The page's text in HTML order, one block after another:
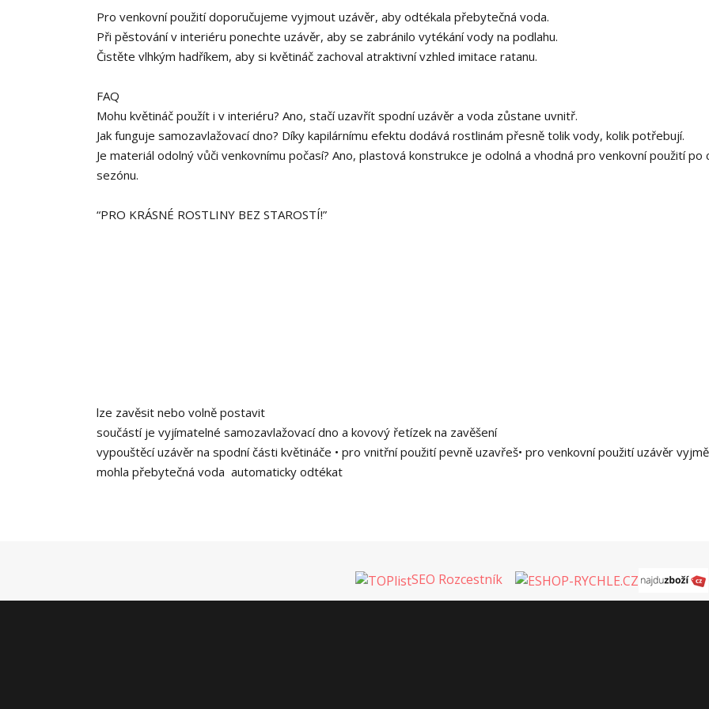
Pro venkovní použití doporučujeme vyjmout uzávěr, aby odtékala přebytečná voda.
Při pěstování v interiéru ponechte uzávěr, aby se zabránilo vytékání vody na podlahu.
Čistěte vlhkým hadříkem, aby si květináč zachoval atraktivní vzhled imitace ratanu.
FAQ
Mohu květináč použít i v interiéru? Ano, stačí uzavřít spodní uzávěr a voda zůstane uvnitř.
Jak funguje samozavlažovací dno? Díky kapilárnímu efektu dodává rostlinám přesně tolik vody, kolik potřebují.
Je materiál odolný vůči venkovnímu počasí? Ano, plastová konstrukce je odolná a vhodná pro venkovní použití po
sezónu.
“PRO KRÁSNÉ ROSTLINY BEZ STAROSTÍ!”
lze zavěsit nebo volně postavit
součástí je vyjímatelné samozavlažovací dno a kovový řetízek na zavěšení
vypouštěcí uzávěr na spodní části květináče • pro vnitřní použití pevně uzavřeš• pro venkovní použití uzávěr
mohla přebytečná voda automaticky odtékat
SEO Rozcestník